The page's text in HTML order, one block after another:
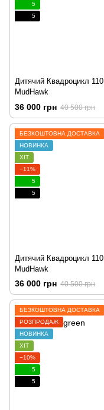
5
5
Дитячий Квадроцикл 110
MudHawk
36 000 грн 40 500 грн
БЕЗКОШТОВНА ДОСТАВКА
НОВИНКА
ХІТ
−11%
5
5
Дитячий Квадроцикл 110
MudHawk
36 000 грн 40 500 грн
БЕЗКОШТОВНА ДОСТАВКА
РОЗПРОДАЖ
НОВИНКА
ХІТ
−10%
5
5